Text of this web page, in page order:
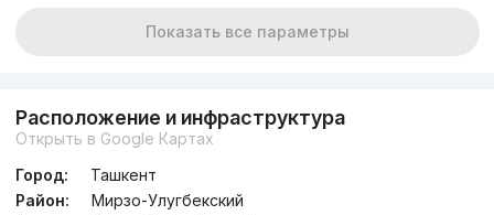
Показать все параметры
Расположение и инфраструктура
Открыть в Google Картах
Город:
Ташкент
Район:
Мирзо-Улугбекский